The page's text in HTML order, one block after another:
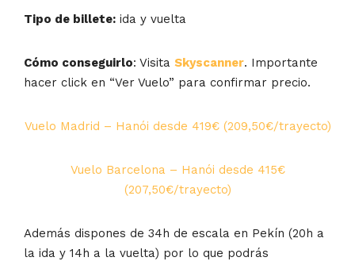
Tipo de billete: ida y vuelta
Cómo conseguirlo: Visita Skyscanner. Importante
hacer click en “Ver Vuelo” para confirmar precio.
Vuelo Madrid – Hanói desde 419€ (209,50€/trayecto)
Vuelo Barcelona – Hanói desde 415€
(207,50€/trayecto)
Además dispones de 34h de escala en Pekín (20h a
la ida y 14h a la vuelta) por lo que podrás